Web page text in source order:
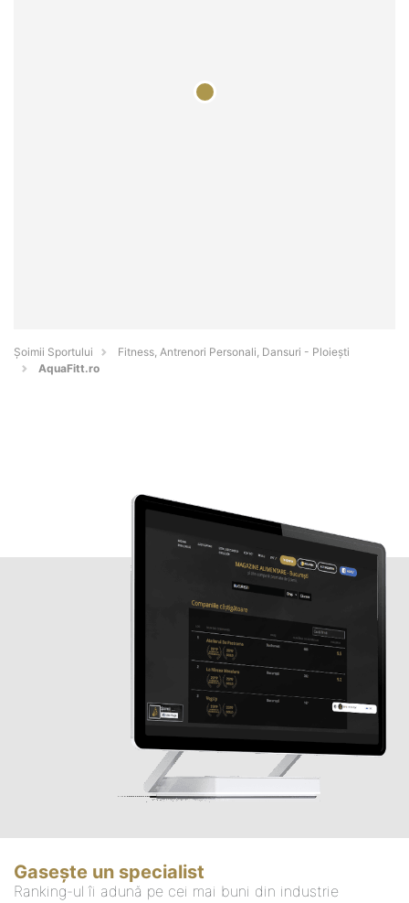
Șoimii Sportului
Fitness, Antrenori Personali, Dansuri - Ploieşti
AquaFitt.ro
Gasește un specialist
Ranking-ul îi adună pe cei mai buni din industrie